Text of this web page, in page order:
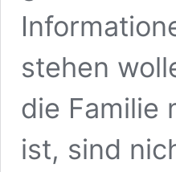
stehen
die Familie
ist, sind